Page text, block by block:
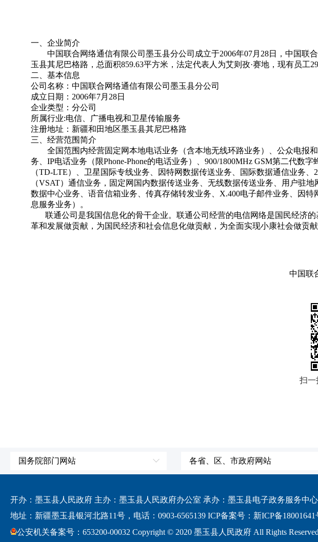
一、企业简介
中国联合网络通信有限公司墨玉县分公司成立于2006年07月28日，中国联
玉县其尼巴格路，总面积859.63平方米，法定代表人为艾则孜·赛地，现有员工
二、基本信息
公司名称：中国联合网络通信有限公司墨玉县分公司
成立日期：2006年7月28日
企业类型：分公司
所属行业:电信、广播电视和卫星传输服务
注册地址：新疆和田地区墨玉县其尼巴格路
三、经营范围简介
全国范围内经营固定网本地电话业务（含本地无线环路业务）、公众电报
务、IP电话业务（限Phone-Phone的电话业务）、900/1800MHz GSM第二代
（TD-LTE）、卫星国际专线业务、因特网数据传送业务、国际数据通信业务
（VSAT）通信业务，固定网国内数据传送业务、无线数据传送业务、用户驻
数据中心业务、语音信箱业务、传真存储转发业务、X.400电子邮件业务、因
息服务业务）。
联通公司是我国信息化的骨干企业。联通公司经营的电信网络是国民经济
革和发展做贡献，为国民经济和社会信息化做贡献，为全面实现小康社会做贡
中国联合网
扫一
国务院部门网站
国防部
发展和改革委员会
科学技术部
各省、区、市政府网站
吉林省
黑龙江省
上海市
开办：墨玉县人民政府 主办：墨玉县人民政府办公室 承办：墨玉县电子政务服务中心
地址：新疆墨玉县银河北路11号，电话：0903-6565139 ICP备案号：新ICP备18001641
公安机关备案号：653200-00032 Copyright © 2020 墨玉县人民政府 All Rights Reserved